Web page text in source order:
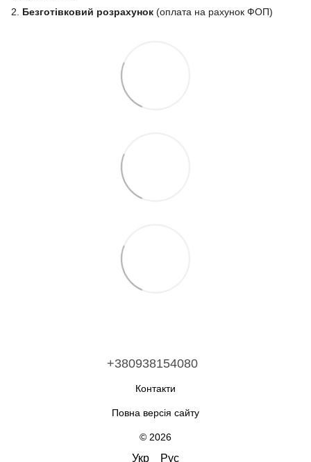
2. Безготівковий розрахунок (оплата на рахунок ФОП)
+380938154080
Контакти
Повна версія сайту
© 2026
Укр Рус